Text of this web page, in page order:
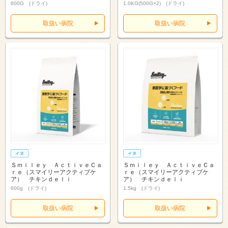
600G (ドライ)
取扱い病院
1.0KG(500G×2) (ドライ)
取扱い病院
Ｓｍｉｌｅｙ ＡｃｔｉｖｅＣａ
ｒｅ（スマイリーアクティブケ
ア） チキンｄｅｌｉ
600g (ドライ)
取扱い病院
Ｓｍｉｌｅｙ ＡｃｔｉｖｅＣａ
ｒｅ（スマイリーアクティブケ
ア） チキンｄｅｌｉ
1.5kg (ドライ)
取扱い病院